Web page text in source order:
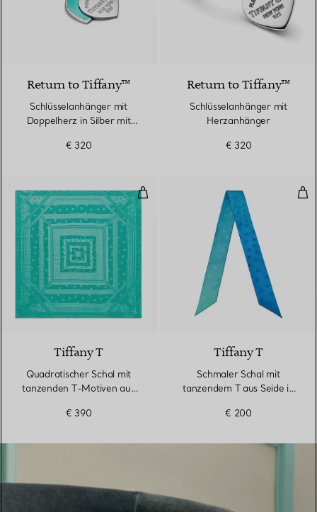
Return to Tiffany™
Schlüsselanhänger mit
Doppelherz in Silber mit
€ 320
Return to Tiffany™
Schlüsselanhänger mit
Herzanhänger
€ 320
Quadratischer Schal mit
Tiffany T
Quadratischer Schal mit
tanzenden T-Motiven aus
Blue®
€ 390
Tiffany T
Schmaler Schal mit
tanzendem T aus Seide in
€ 200